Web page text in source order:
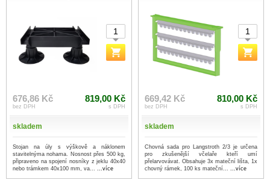
676,86 Kč
bez DPH
819,00 Kč
s DPH
skladem
Stojan na úly s výškově a náklonem
stavitelnýma nohama. Nosnost přes 500 kg,
připraveno na spojení nosníky z jeklu 40x40
nebo trámkem 40x100 mm, va... ...více
669,42 Kč
bez DPH
810,00 Kč
s DPH
skladem
Chovná sada pro Langstroth 2/3 je určena
pro zkušenější včelaře kteří umí
přelarvovávat. Obsahuje 3x mateční lišta, 1x
chovný rámek, 100 ks mateční... ...více